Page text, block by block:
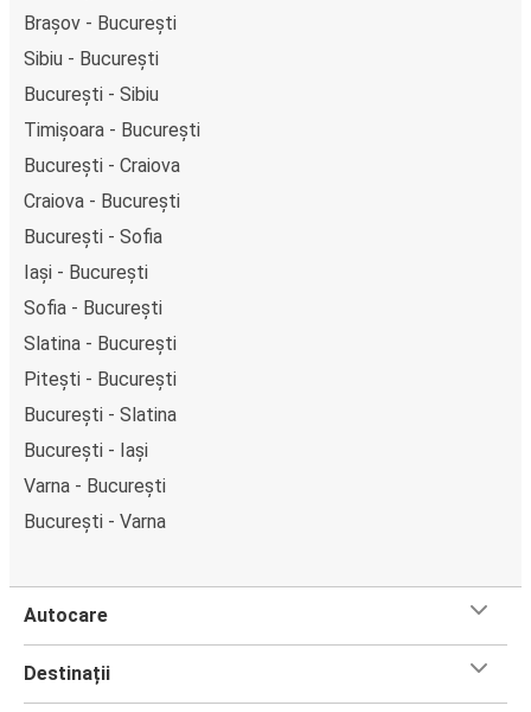
Brașov - București
Sibiu - București
București - Sibiu
Timișoara - București
București - Craiova
Craiova - București
București - Sofia
Iași - București
Sofia - București
Slatina - București
Pitești - București
București - Slatina
București - Iași
Varna - București
București - Varna
Autocare
Destinații